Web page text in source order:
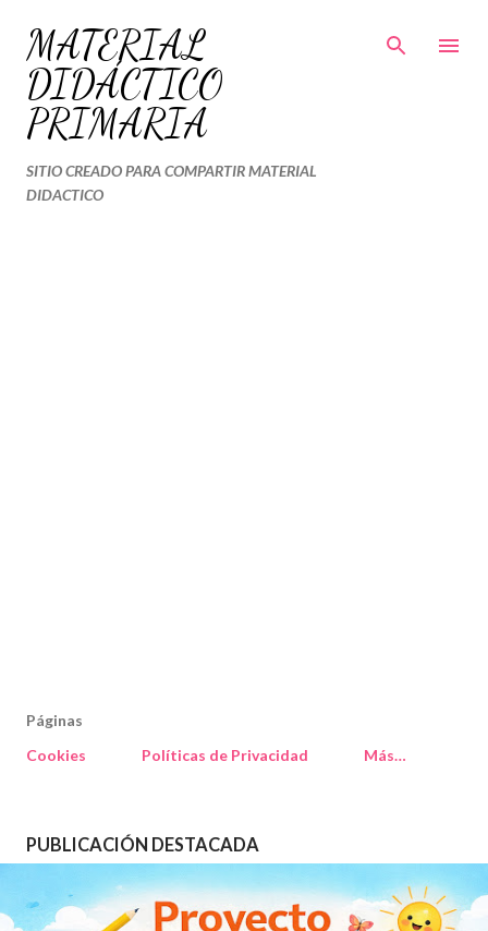
Ir al contenido principal
MATERIAL
DIDÁCTICO
PRIMARIA
SITIO CREADO PARA COMPARTIR MATERIAL
DIDACTICO
Páginas
Cookies
Políticas de Privacidad Más…
PUBLICACIÓN DESTACADA